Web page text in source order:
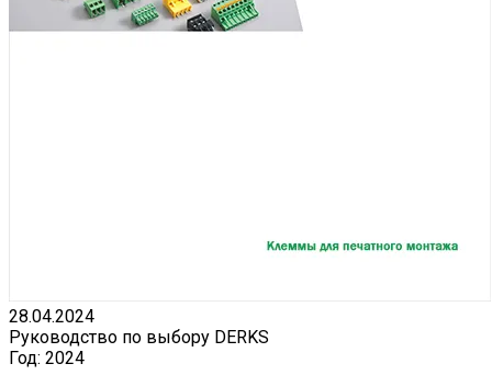
28.04.2024
Руководство по выбору DERKS
Год: 2024